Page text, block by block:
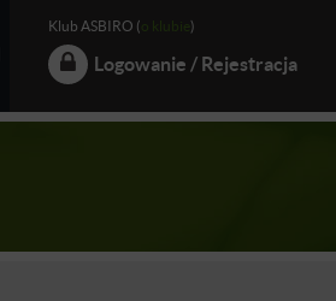
Klub ASBIRO ( o klubie)
Logowanie / Rejestracja